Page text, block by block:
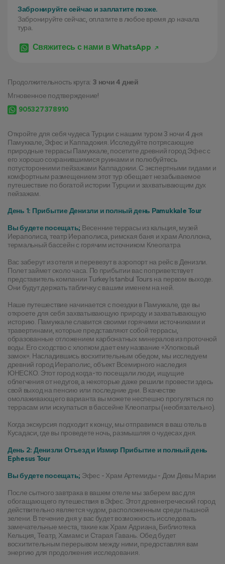
Откройте для себя чудеса Турции с нашим туром 3 ночи 4 дня
Памуккале, Эфес и Каппадокия. Исследуйте потрясающие
природные террасы Памуккале, посетите древний город Эфес с
его хорошо сохранившимися руинами и полюбуйтесь
потусторонними пейзажами Каппадокии. С экспертными гидами и
комфортным размещением этот тур обещает незабываемое
путешествие по богатой истории Турции и захватывающим дух
пейзажам.
День 1: Прибытие Денизли и полный день Pamukkale Tour
Вы будете посещать; Весенние террасы из кальция, музей
Иераполиса, театр Иераполиса, римская баня и храм Аполлона,
термальный бассейн с горячим источником Клеопатра
Вас заберут из отеля и перевезут в аэропорт на рейс в Денизли.
Полет займет около часа. По прибытии вас поприветствует
представитель компании Turkey Istanbul Tours на первом выходе.
Они будут держать табличку с вашим именем на ней.
Наше путешествие начинается с поездки в Памуккале, где вы
откроете для себя захватывающую природу и захватывающую
историю. Памуккале славится своими горячими источниками и
травертинами, которые представляют собой террасы,
образованные отложением карбонатных минералов из проточной
воды. Его сходство с хлопком дает ему название «Хлопковый
замок». Насладившись восхитительным обедом, мы исследуем
древний город Иераполис, объект Всемирного наследия
ЮНЕСКО. Этот город когда-то посещали люди, ищущие
облегчения от недугов, а некоторые даже решили провести здесь
свой выход на пенсию или последние дни. В качестве
омолаживающего варианта вы можете неспешно прогуляться по
террасам или искупаться в бассейне Клеопатры (необязательно).
Когда экскурсия подходит к концу, мы отправимся в ваш отель в
Кусадаси, где вы проведете ночь, размышляя о чудесах дня.
День 2: Денизли Отъезд и Измир Прибытие и полный день
Ephesus Tour
Вы будете посещать; Эфес - Храм Артемиды - Дом Девы Марии
После сытного завтрака в вашем отеле мы заберем вас для
обогащающего путешествия в Эфес. Этот древнегреческий город
действительно является чудом, расположенным среди пышной
зелени. В течение дня у вас будет возможность исследовать
замечательные места, такие как Храм Адриана, Библиотека
Кельция, Театр, Хамамс и Старая Гавань. Обед будет
восхитительным перерывом между ними, предоставляя вам
энергию для продолжения исследования.
Забронируйте сейчас и заплатите позже.
Забронируйте сейчас, оплатите в любое время до начала
тура.
Свяжитесь с нами в WhatsApp
Продолжительность круга: 3 ночи 4 дней
Мгновенное подтверждение!
905327378910